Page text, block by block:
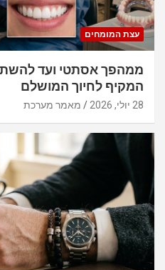
עצת המומחים
ממהפך אסתטי ועד
המקיף לחיוך המושלם
28 יולי, 2026 מאמר מערכת